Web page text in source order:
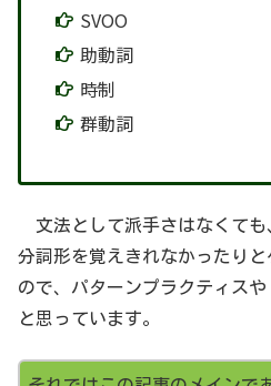
SVOO
助動詞
時制
群動詞
文法として派手さはなくても
分詞形を覚えきれなかったり
ので、パターンプラクティス
と思っています。